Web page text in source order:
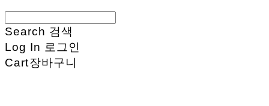
Search 검색
Log In 로그인
Cart장바구니